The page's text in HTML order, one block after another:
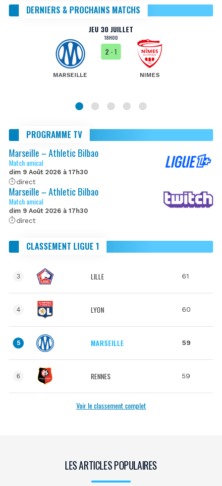
DERNIERS & PROCHAINS MATCHS
JEU 30 JUILLET
18H00
MARSEILLE
2 - 1
NIMES
PROGRAMME TV
Marseille – Athletic Bilbao
Match amical
dim 9 Août 2026 à 17h30
direct
Marseille – Athletic Bilbao
Match amical
dim 9 Août 2026 à 17h30
direct
CLASSEMENT LIGUE 1
3 LILLE 61
4 LYON 60
5 MARSEILLE 59
6 RENNES 59
Voir le classement complet
LES ARTICLES POPULAIRES